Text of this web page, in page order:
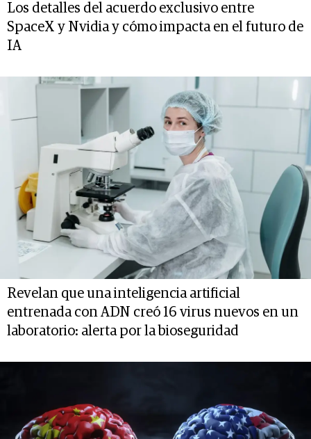
Los detalles del acuerdo exclusivo entre
SpaceX y Nvidia y cómo impacta en el futuro de
IA
Revelan que una inteligencia artificial
entrenada con ADN creó 16 virus nuevos en un
laboratorio: alerta por la bioseguridad